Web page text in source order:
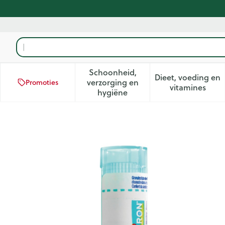
Product, merk, categorie...
Promoties
Schoonheid,
verzorging en
hygiëneToon submenu voor
Dieet, voeding en
vitamines
Toon
Drosera Compos Gran Boiron